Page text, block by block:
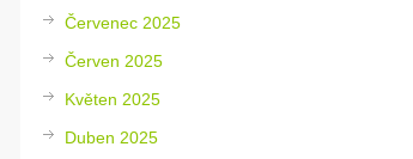
Červenec 2025
Červen 2025
Květen 2025
Duben 2025